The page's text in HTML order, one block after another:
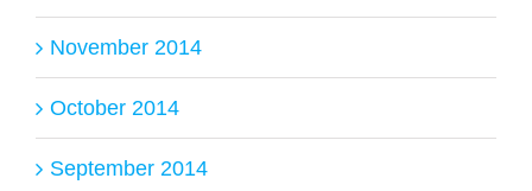
November 2014
October 2014
September 2014